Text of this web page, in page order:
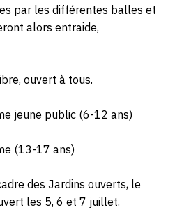
par les différentes balles et
alors entraide,
ouvert à tous.
jeune public (6-12 ans)
(13-17 ans)
des Jardins ouverts, le
les 5, 6 et 7 juillet.